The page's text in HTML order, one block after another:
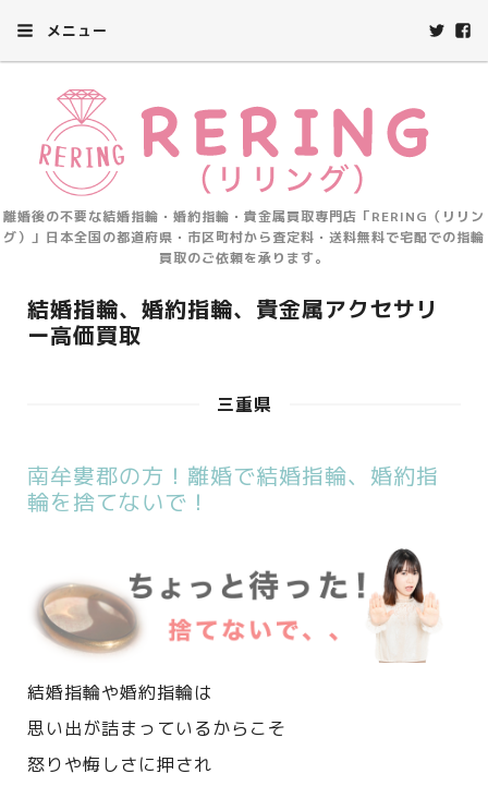
メニュー
離婚後の不要な結婚指輪・婚約指輪・貴金属買取専門店「RERING（リリン
グ）」日本全国の都道府県・市区町村から査定料・送料無料で宅配での指輪
買取のご依頼を承ります。
結婚指輪、婚約指輪、貴金属アクセサリ
ー高価買取
三重県
南牟婁郡の方！離婚で結婚指輪、婚約指
輪を捨てないで！
結婚指輪や婚約指輪は
思い出が詰まっているからこそ
怒りや悔しさに押され